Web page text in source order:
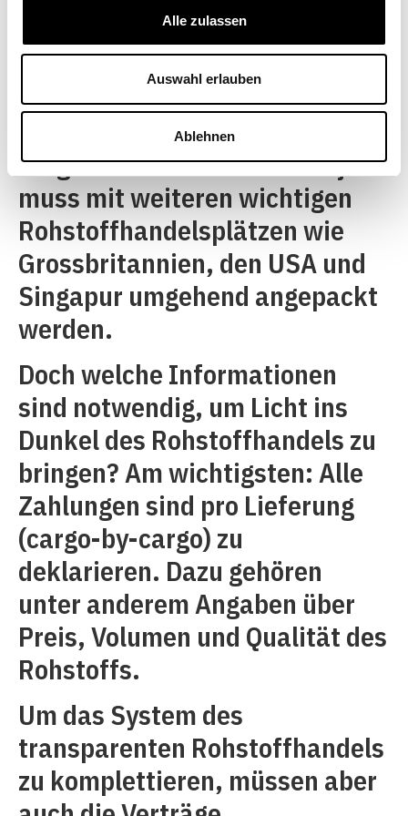
Alle zulassen
Auswahl erlauben
Ablehnen
erklären. Immerhin will er sich
die Kompetenz geben lassen,
dies später in einem
«international abgestimmten»
Vorgehen zu tun. Dieses Projekt
muss mit weiteren wichtigen
Rohstoffhandelsplätzen wie
Grossbritannien, den USA und
Singapur umgehend angepackt
werden.
Doch welche Informationen
sind notwendig, um Licht ins
Dunkel des Rohstoffhandels zu
bringen? Am wichtigsten: Alle
Zahlungen sind pro Lieferung
(cargo-by-cargo) zu
deklarieren. Dazu gehören
unter anderem Angaben über
Preis, Volumen und Qualität des
Rohstoffs.
Um das System des
transparenten Rohstoffhandels
zu komplettieren, müssen aber